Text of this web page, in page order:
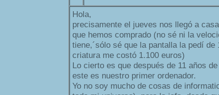
Hola,
precisamente el jueves nos llegó a
que hemos comprado (no sé ni la
tiene,´sólo sé que la pantalla la pedí de
criatura me costó 1.100 euros)
Lo cierto es que después de 11 años
este es nuestro primer ordenador.
Yo no soy mucho de cosas de